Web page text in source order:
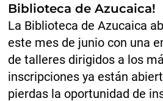
Biblioteca de Azucaica!
La Biblioteca de Azucaica
este mes de junio con una
de talleres dirigidos a los
inscripciones ya están
pierdas la oportunidad de